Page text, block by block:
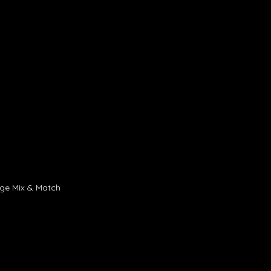
Mix & Match